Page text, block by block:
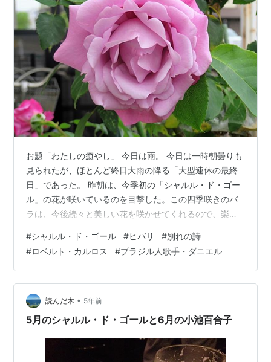
お題「わたしの癒やし」 今日は雨。 今日は一時朝曇りも
見られたが、ほとんど終日大雨の降る「大型連休の最終
日」であった。 昨朝は、今季初の「シャルル・ド・ゴー
ル」の花が咲いているのを目撃した。この四季咲きのバ
ラは、今後続々と美しい花を咲かせてくれるので、楽し
ある。 他方、庭の芍薬やクレマチスは多くの花芽を付け
ているものの、まだ花は咲いていない。しかし、花の咲
くのは間もなくである。 さて、前回に続き今回は、こど
もの日の早朝に目撃した「ヒバリ」ちゃん２羽のはっち
ゃけ振りの様子である。 ２羽のヒバリは人が近くにいな
いと、はっちゃけるようである。つまり…
#シャルル・ド・ゴール #ヒバリ #別れの詩
#ロベルト・カルロス #ブラジル人歌手・ダニエル
読んだ木 • 5年前
5月のシャルル・ド・ゴールと6月の小池百合子